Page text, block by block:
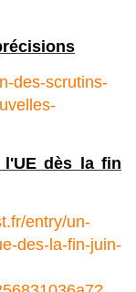
des-scrutins-
l'UE dès la fin
entry/un-
des-la-fin-juin-